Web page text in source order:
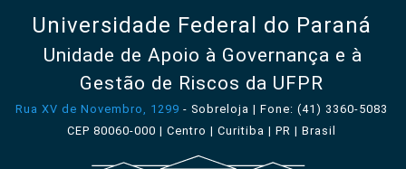
Universidade Federal do Paraná
Unidade de Apoio à Governança e à
Gestão de Riscos da UFPR
Rua XV de Novembro, 1299 - Sobreloja | Fone: (41) 3360-5083
CEP 80060-000 | Centro | Curitiba | PR | Brasil